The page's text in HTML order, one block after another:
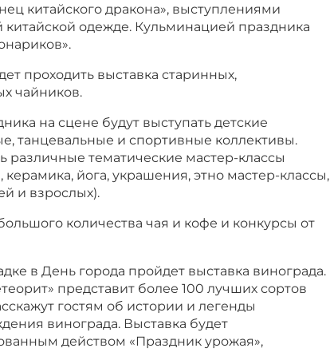
китайского дракона», выступлениями
китайской одежде. Кульминацией праздника
проходить выставка старинных,
чайников.
на сцене будут выступать детские
танцевальные и спортивные коллективы.
различные тематические мастер-классы
керамика, йога, украшения, этно мастер-классы,
и взрослых).
количества чая и кофе и конкурсы от
в День города пройдет выставка винограда.
представит более 100 лучших сортов
гостям об истории и легенды
винограда. Выставка будет
действом «Праздник урожая»,